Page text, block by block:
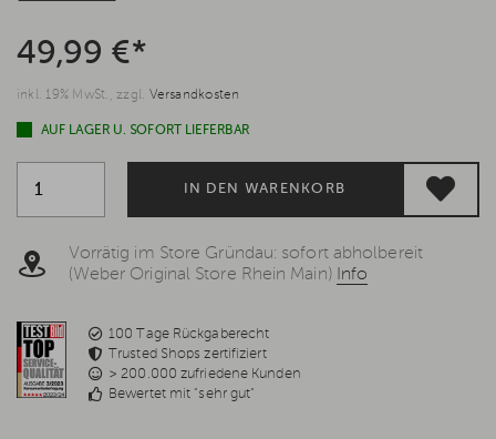
49,99 €*
inkl. 19% MwSt., zzgl. Versandkosten
AUF LAGER U. SOFORT LIEFERBAR
IN DEN WARENKORB
Vorrätig im Store Gründau: sofort abholbereit
(Weber Original Store Rhein Main) Info
100 Tage Rückgaberecht
Trusted Shops zertifiziert
> 200.000 zufriedene Kunden
Bewertet mit "sehr gut"